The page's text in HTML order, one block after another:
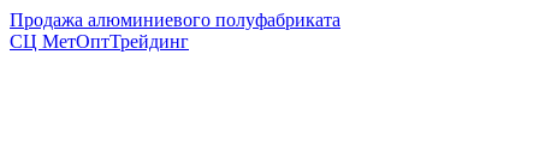
Продажа алюминиевого полуфабриката
СЦ МетОптТрейдинг